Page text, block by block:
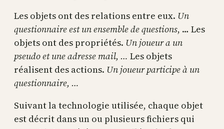
Les objets ont des relations entre eux. Un
questionnaire est un ensemble de questions, … Les
objets ont des propriétés. Un joueur a un
pseudo et une adresse mail, … Les objets
réalisent des actions. Un joueur participe à un
questionnaire, …
Suivant la technologie utilisée, chaque objet
est décrit dans un ou plusieurs fichiers qui